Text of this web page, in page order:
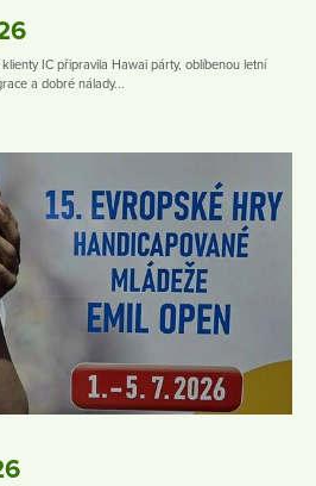
IC připravila Hawai párty, oblíbenou letní
a dobré nálady...